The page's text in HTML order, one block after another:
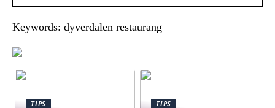
Keywords: dyverdalen restaurang
TIPS TIPS